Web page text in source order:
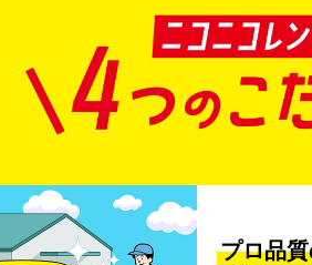
プロ品